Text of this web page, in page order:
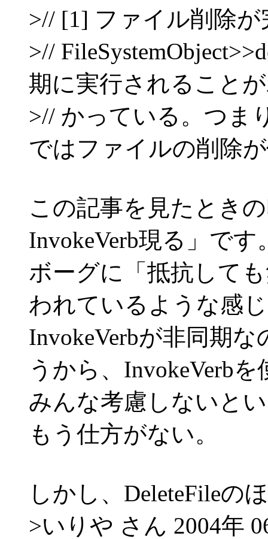
>// [1] ファイル削除
>//
期に実行されること
>// かっている。つま
ではファイルの削除
この記事を見たとき
InvokeVerb現る」です
ボーグに「抵抗して
われているような感
InvokeVerbが非同期
うから、InvokeVerb
みんな考慮しないと
もう仕方がない。
しかし、DeleteFileの
>いりや さん 2004年